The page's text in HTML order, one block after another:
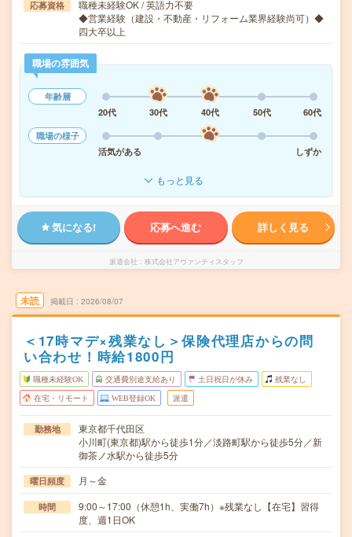
応募資格
職種未経験OK / 英語力不要
◆営業経験（建設・不動産・リフォーム業界経験尚可）◆
四大卒以上
職場の雰囲気
年齢層
20代
30代 40代 50代
60代
職場の様子
活気がある
しずか
もっと見る
気になる! 応募へ進む 詳しく見る
派遣会社 株式会社アヴァンティスタッフ
未読 掲載日 2026/08/07
＜17時マデ×残業なし＞保険代理店からの問
い合わせ！時給1800円
職種未経験OK 交通費別途支給あり 土日祝日が休み 残業なし
在宅・リモート WEB登録OK 派遣
勤務地
東京都千代田区
小川町(東京都)駅から徒歩1分／淡路町駅から徒歩5分／新
御茶ノ水駅から徒歩5分
曜日頻度 月～金
時間
9:00～17:00（休憩1h、実働7h）※残業なし【在宅】習得
度、週1日OK